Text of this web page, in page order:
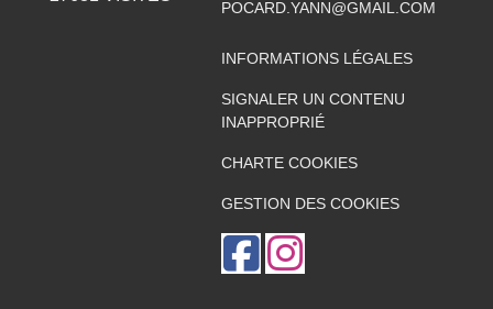
POCARD.YANN@GMAIL.COM
INFORMATIONS LÉGALES
SIGNALER UN CONTENU
INAPPROPRIÉ
CHARTE COOKIES
GESTION DES COOKIES